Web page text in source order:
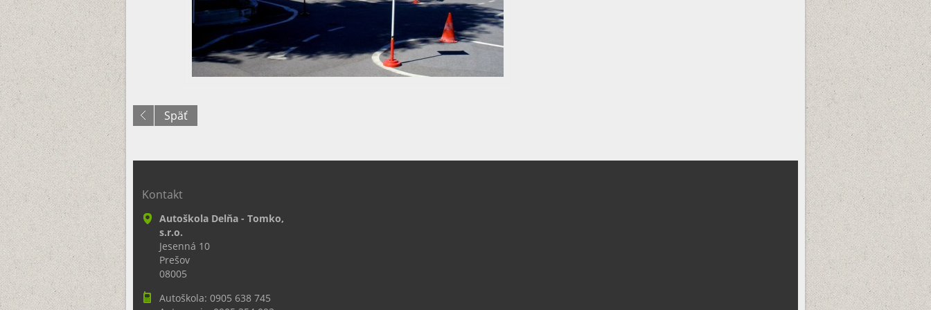
Späť
Kontakt
Autoškola Delňa - Tomko,
s.r.o.
Jesenná 10
Prešov
08005
Autoškola: 0905 638 745